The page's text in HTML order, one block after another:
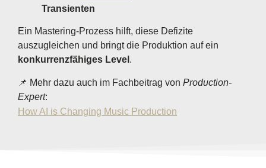
Transienten
Ein Mastering-Prozess hilft, diese Defizite
auszugleichen und bringt die Produktion auf ein
konkurrenzfähiges Level .
📌 Mehr dazu auch im Fachbeitrag von Production-
Expert:
How AI is Changing Music Production